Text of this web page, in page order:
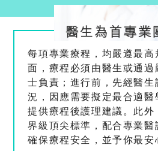
每項專業療程，均嚴遵最高
面，療程必須由醫生或通過
士負責；進行前，先經醫生
況，因應需要擬定最合適醫
提供療程後護理建議。此外
界級頂尖標準，配合專業醫
確保療程安全，並予你最安